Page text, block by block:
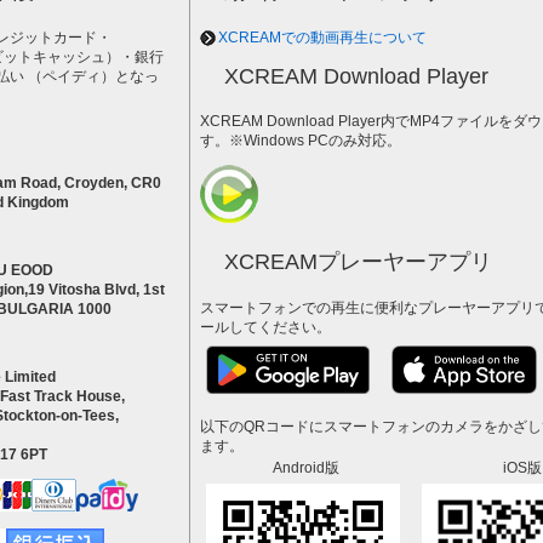
ジットカード・
トキャッシュ）・銀行
い （ペイディ）となっ
Road, Croyden, CR0
Kingdom
EOOD
Vitosha Blvd, 1st
1000
Limited
Track House,
on-Tees,
6PT
XCREAMでの動画再生について
XCREAM Download Player
XCREAM Download Player内でMP4ファイルをダ
す。※Windows PCのみ対応。
XCREAMプレーヤーアプリ
スマートフォンでの再生に便利なプレーヤーアプリ
ールしてください。
以下のQRコードにスマートフォンのカメラをかざ
ます。
Android版
iOS版